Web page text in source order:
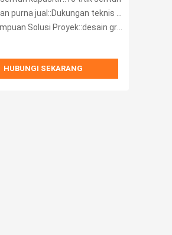
purna jual::Dukungan teknis online
Solusi Proyek::desain grafis, desain model 3D
HUBUNGI SEKARANG